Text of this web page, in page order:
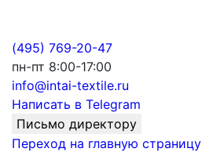
(495) 769-20-47
пн-пт 8:00-17:00
info@intai-textile.ru
Написать в Telegram
Письмо директору
Переход на главную страницу